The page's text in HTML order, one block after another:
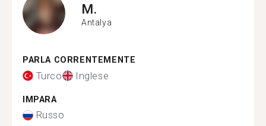
M.
Antalya
PARLA CORRENTEMENTE
Turco Inglese
IMPARA
Russo